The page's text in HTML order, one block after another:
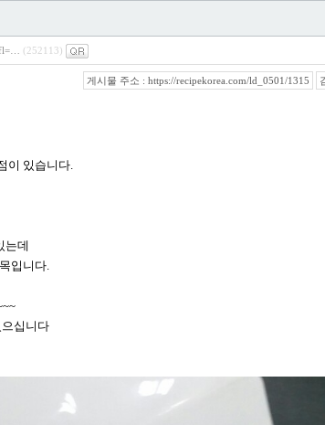
(252113)
게시물 주소 : https://recipekorea.com/ld_0501/1315
이 있습니다.
는데
입니다.
십니다